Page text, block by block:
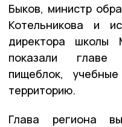
Быков, министр
Котельникова и
директора школы
показали главе
пищеблок,
территорию.
Глава региона